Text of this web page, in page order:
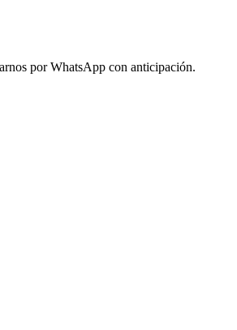
por WhatsApp con anticipación.